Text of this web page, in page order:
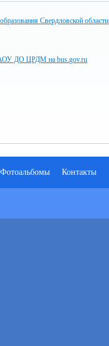
Свердловской области
ДО ЦРДМ на bus.gov.ru
Фотоальбомы Контакты